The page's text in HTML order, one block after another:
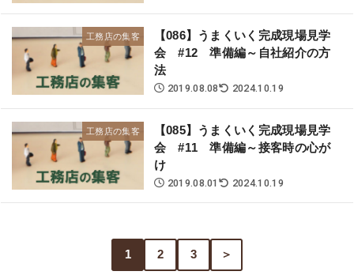
工務店の集客
【086】うまくいく完成現場見学
会 #12 準備編～自社紹介の方
法
2019.08.08 2024.10.19
工務店の集客
【085】うまくいく完成現場見学
会 #11 準備編～接客時の心が
け
2019.08.01 2024.10.19
1 2 3 ＞